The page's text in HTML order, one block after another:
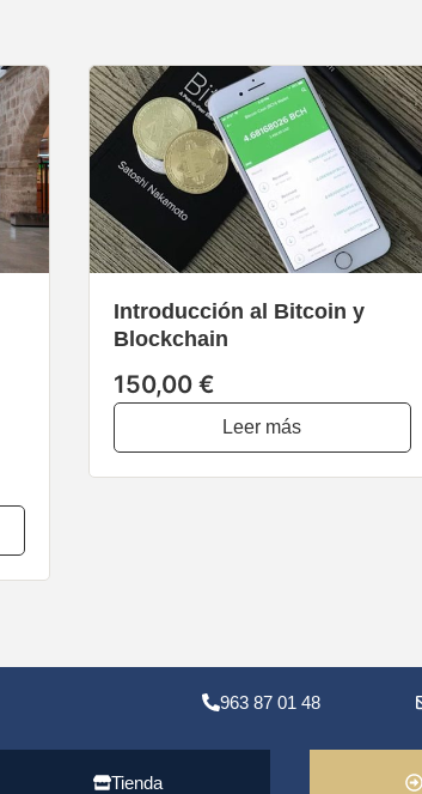
Introducción al Bitcoin y
Blockchain
150,00 €
Leer más
963 87 01 48
Tienda